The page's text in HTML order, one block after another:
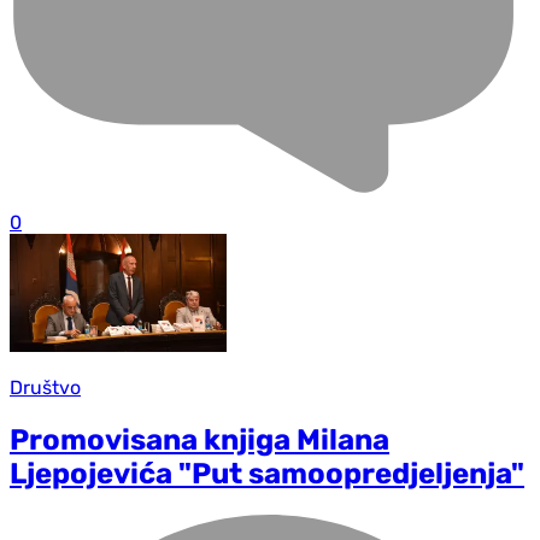
0
Društvo
Promovisana knjiga Milana
Ljepojevića "Put samoopredjeljenja"